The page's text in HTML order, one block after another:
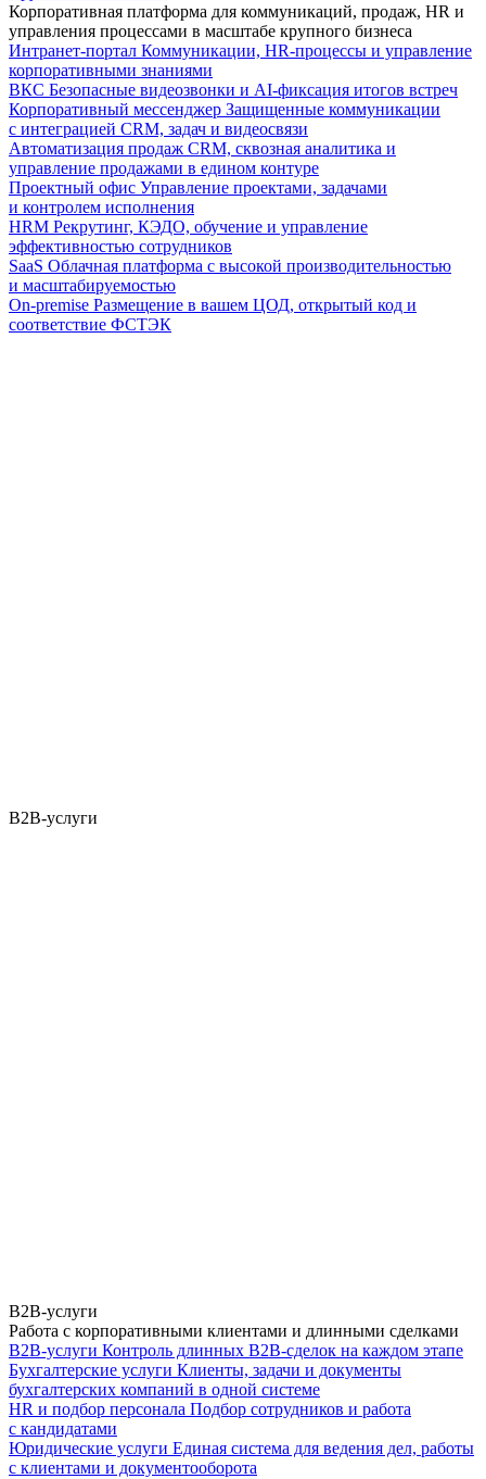
Корпоративная платформа для коммуникаций, продаж, HR и
управления процессами в масштабе крупного бизнеса
Интранет-портал Коммуникации, HR-процессы и управление
корпоративными знаниями
ВКС Безопасные видеозвонки и AI-фиксация итогов встреч
Корпоративный мессенджер Защищенные коммуникации
с интеграцией CRM, задач и видеосвязи
Автоматизация продаж CRM, сквозная аналитика и
управление продажами в едином контуре
Проектный офис Управление проектами, задачами
и контролем исполнения
HRM Рекрутинг, КЭДО, обучение и управление
эффективностью сотрудников
SaaS Облачная платформа с высокой производительностью
и масштабируемостью
On-premise Размещение в вашем ЦОД, открытый код и
соответствие ФСТЭК
B2B-услуги
B2B-услуги
Работа с корпоративными клиентами и длинными сделками
B2B-услуги Контроль длинных B2B-сделок на каждом этапе
Бухгалтерские услуги Клиенты, задачи и документы
бухгалтерских компаний в одной системе
HR и подбор персонала Подбор сотрудников и работа
с кандидатами
Юридические услуги Единая система для ведения дел, работы
с клиентами и документооборота